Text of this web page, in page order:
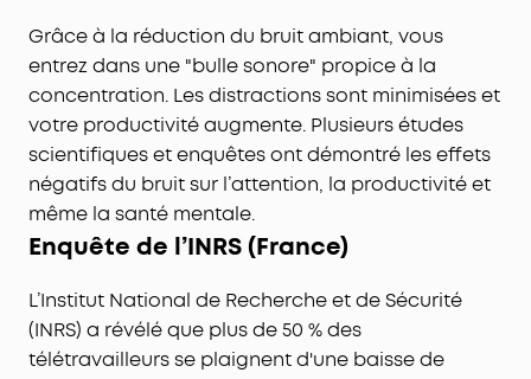
Grâce à la réduction du bruit ambiant, vous
entrez dans une "bulle sonore" propice à la
concentration. Les distractions sont minimisées et
votre productivité augmente. Plusieurs études
scientifiques et enquêtes ont démontré les effets
négatifs du bruit sur l’attention, la productivité et
même la santé mentale.
Enquête de l’INRS (France)
L’Institut National de Recherche et de Sécurité
(INRS) a révélé que plus de 50 % des
télétravailleurs se plaignent d'une baisse de